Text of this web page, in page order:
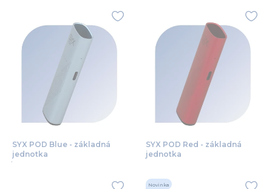
SYX POD Blue - základná
jednotka
SYX POD Red - základná
jednotka
Novinka